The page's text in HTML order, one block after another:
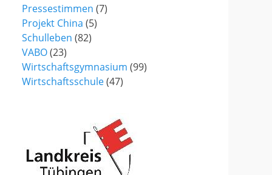
Pressestimmen (7)
Projekt China (5)
Schulleben (82)
VABO(23)
Wirtschaftsgymnasium (99)
Wirtschaftsschule(47)